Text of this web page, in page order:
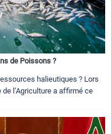
de Poissons ?
halieutiques ? Lors
l’Agriculture a affirmé ce